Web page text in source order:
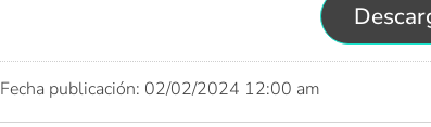
Fecha publicación: 02/02/2024 12:00 am